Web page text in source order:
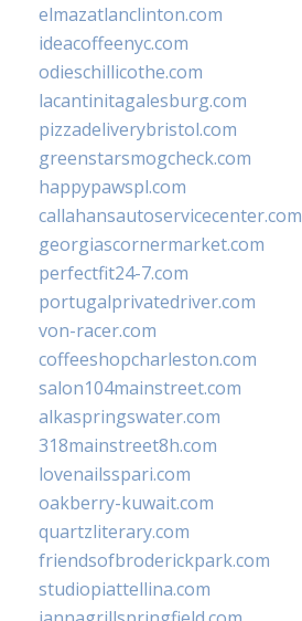
elmazatlanclinton.com
ideacoffeenyc.com
odieschillicothe.com
lacantinitagalesburg.com
pizzadeliverybristol.com
greenstarsmogcheck.com
happypawspl.com
callahansautoservicecenter.com
georgiascornermarket.com
perfectfit24-7.com
portugalprivatedriver.com
von-racer.com
coffeeshopcharleston.com
salon104mainstreet.com
alkaspringswater.com
318mainstreet8h.com
lovenailsspari.com
oakberry-kuwait.com
quartzliterary.com
friendsofbroderickpark.com
studiopiattellina.com